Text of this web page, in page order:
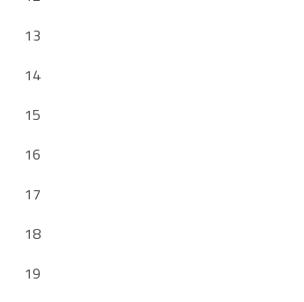
13
14
15
16
17
18
19